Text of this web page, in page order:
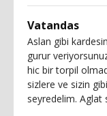
Vatandas
Aslan gibi
gurur
hic bir torpil
sizlere ve sizin
seyredelim. Aglat